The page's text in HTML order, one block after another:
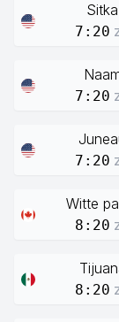
Sitka
7:20
7:20
7:20
Witte
8:20
8:20